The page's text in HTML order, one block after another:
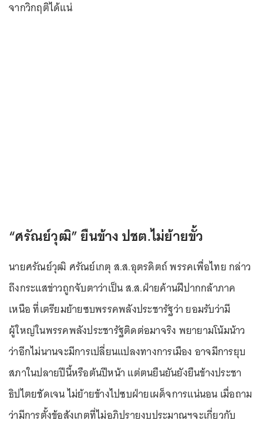
จากวิกฤติได้แน่
“ศรัณย์วุฒิ” ยืนข้าง ปชต.ไม่ย้ายขั้ว
นายศรัณย์วุฒิ ศรัณย์เกตุ ส.ส.อุตรดิตถ์ พรรคเพื่อไทย กล่าว
ถึงกระแสข่าวถูกจับตาว่าเป็น ส.ส.ฝ่ายค้านฝีปากกล้าภาค
เหนือ ที่เตรียมย้ายซบพรรคพลังประชารัฐว่า ยอมรับว่ามี
ผู้ใหญ่ในพรรคพลังประชารัฐติดต่อมาจริง พยายามโน้มน้าว
ว่าอีกไม่นานจะมีการเปลี่ยนแปลงทางการเมือง อาจมีการยุบ
สภาในปลายปีนี้หรือต้นปีหน้า แต่ตนยืนยันยังยืนข้างประชา
ธิปไตยชัดเจน ไม่ย้ายข้างไปซบฝ่ายเผด็จการแน่นอน เมื่อถาม
ว่ามีการตั้งข้อสังเกตที่ไม่อภิปรายงบประมาณฯจะเกี่ยวกับ